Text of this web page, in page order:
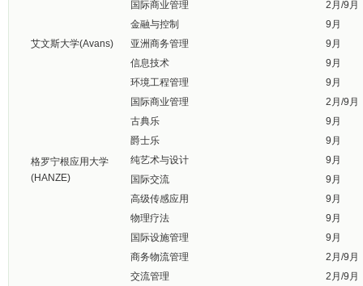
艾文斯大学(Avans)
国际商业管理
2月/9月
金融与控制
9月
亚洲商务管理
9月
信息技术
9月
环境工程管理
9月
格罗宁根应用大学
(HANZE)
国际商业管理
2月/9月
古典乐
9月
爵士乐
9月
纯艺术与设计
9月
国际交流
9月
高级传感应用
9月
物理疗法
9月
国际设施管理
9月
商务物流管理
2月/9月
交流管理
2月/9月